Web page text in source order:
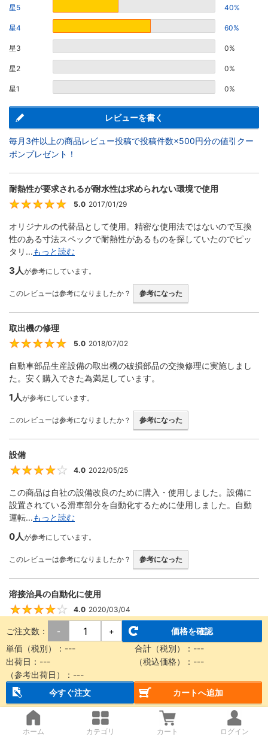
星5 40%
星4 60%
星3 0%
星2 0%
星1 0%
レビューを書く
毎月3件以上の商品レビュー投稿で投稿件数×500円分の値引クー
ポンプレゼント！
耐熱性が要求されるが耐水性は求められない環境で使用
5
5.0 2017/01/29
オリジナルの代替品として使用。精密な使用法ではないので互換
性のある寸法スペックで耐熱性があるものを探していたのでピッ
タリ...もっと読む
3人が参考にしています。
このレビューは参考になりましたか？ 参考になった
取出機の修理
5
5.0 2018/07/02
自動車部品生産設備の取出機の破損部品の交換修理に実施しまし
た。安く購入できた為満足しています。
1人が参考にしています。
このレビューは参考になりましたか？ 参考になった
設備
4
4.0 2022/05/25
この商品は自社の設備改良のために購入・使用しました。設備に
設置されている滑車部分を自動化するために使用しました。自動
運転...もっと読む
0人が参考にしています。
このレビューは参考になりましたか？ 参考になった
溶接治具の自動化に使用
4
4.0 2020/03/04
回転する機構をエアーで動かす際に使用しました。 ストロークが
豊富、形状が細くて設計に組み込みやすい、取り付け金具が便利
な...もっと読む
0人が参考にしています。
このレビューは参考になりましたか？ 参考になった
装置
ご注文数： - +
価格を確認
単価（税別）： --- 合計（税別）： ---
出荷日： --- （税込価格）： ---
（参考出荷日）： ---
今すぐ注文
カートへ追加
ホーム カテゴリ カート ログイン